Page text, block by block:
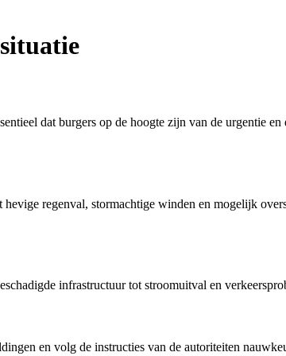
dat burgers op de hoogte zijn van de urgentie
regenval, stormachtige winden en mogelijk
infrastructuur tot stroomuitval en
en volg de instructies van de autoriteiten